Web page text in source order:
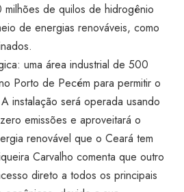
de quilos de hidrogênio
de energias renováveis, como
uma área industrial de 500
Porto de Pecém para permitir o
instalação será operada usando
emissões e aproveitará o
renovável que o Ceará tem
Carvalho comenta que outro
direto a todos os principais